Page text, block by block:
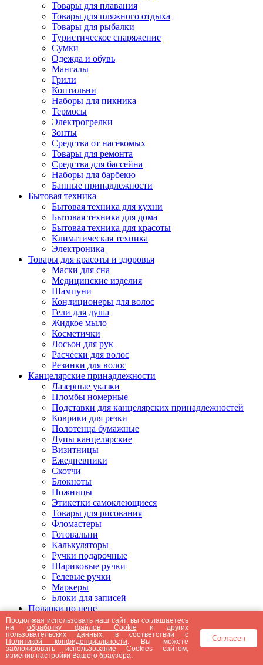
Товары для плавания
Товары для пляжного отдыха
Товары для рыбалки
Туристическое снаряжение
Сумки
Одежда и обувь
Мангалы
Грили
Коптильни
Наборы для пикника
Термосы
Электрогрелки
Зонты
Средства от насекомых
Товары для ремонта
Средства для бассейна
Наборы для барбекю
Банные принадлежности
Бытовая техника
Бытовая техника для кухни
Бытовая техника для дома
Бытовая техника для красоты
Климатическая техника
Электроника
Товары для красоты и здоровья
Маски для сна
Медицинские изделия
Шампуни
Кондиционеры для волос
Гели для душа
Жидкое мыло
Косметички
Лосьон для рук
Расчески для волос
Резинки для волос
Канцелярские принадлежности
Лазерные указки
Пломбы номерные
Подставки для канцелярских принадлежностей
Коврики для резки
Полотенца бумажные
Лупы канцелярские
Визитницы
Ежедневники
Скотчи
Блокноты
Ножницы
Этикетки самоклеющиеся
Товары для рисования
Фломастеры
Готовальни
Калькуляторы
Ручки подарочные
Шариковые ручки
Гелевые ручки
Маркеры
Блоки для записей
Подарки по цене
Подарки от 5000 рублей
Подарки до 5000 рублей
Подарки до 3000 рублей
Подарки до 2000 рублей
Подарки до 1000 рублей
Продолжая использовать наш сайт, вы соглашаетесь
наобработку файлов Cookie и других
пользовательских данных, в соответствии с
Политикой конфиденциальности . Вы можете
заблокировать использование Cookies сайтом,
изменив настройки Вашего браузера.
Согласен